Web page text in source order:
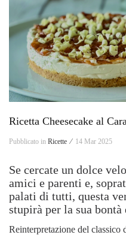
Ricetta Cheesecake al
Pubblicato in Ricette ⁄ 14 Mar 2025
Se cercate un dolce
amici e parenti e,
palati di tutti, questa
stupirà per la sua bontà
Reinterpretazione del classico